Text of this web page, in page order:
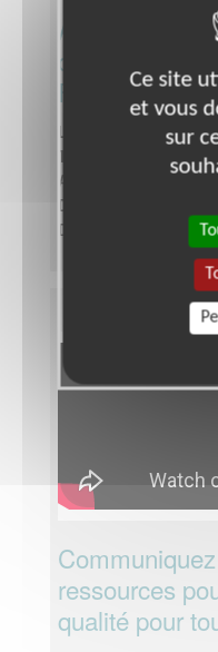
Accompagnez
demandeur
France
Lieu :
YVELINES (78)
Aide à
Association :
Date :
Disponibilité
ressources
qualité pour
Ce site
et vous
sur